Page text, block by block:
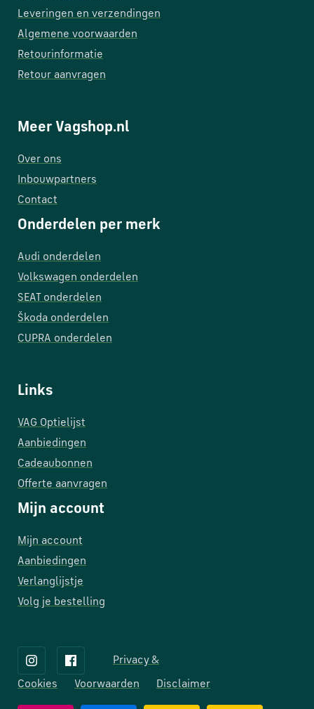
Leveringen en verzendingen
Algemene voorwaarden
Retourinformatie
Retour aanvragen
Meer Vagshop.nl
Over ons
Inbouwpartners
Contact
Onderdelen per merk
Audi onderdelen
Volkswagen onderdelen
SEAT onderdelen
Škoda onderdelen
CUPRA onderdelen
Links
VAG Optielijst
Aanbiedingen
Cadeaubonnen
Offerte aanvragen
Mijn account
Mijn account
Aanbiedingen
Verlanglijstje
Volg je bestelling
Privacy &
Cookies Voorwaarden Disclaimer